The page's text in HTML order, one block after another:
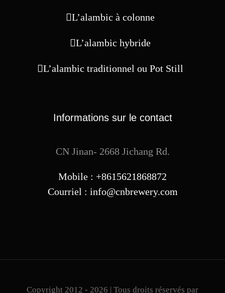
L’alambic à colonne
L’alambic hybride
L’alambic traditionnel ou Pot Still
Informations sur le contact
CN Jinan- 2668 Jichang Rd.
Mobile : +8615621868872
Courriel : info@cnbrewery.com
Copyright 2012 - 2026 | Tous droits réservés par